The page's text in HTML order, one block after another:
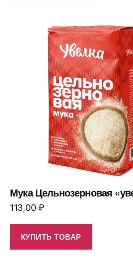
Мука Цельнозерновая
113,00₽
КУПИТЬ ТОВАР